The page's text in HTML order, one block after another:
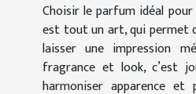
Choisir le parfum idéal
est tout un art, qui permet
laisser une impression
fragrance et look, c’est
harmoniser apparence et